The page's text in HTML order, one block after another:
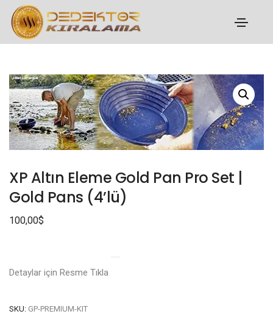
XP Altın Eleme Gold Pan Pro Set |
Gold Pans (4’lü)
100,00$
Detaylar için Resme Tıkla
SKU: GP-PREMIUM-KIT